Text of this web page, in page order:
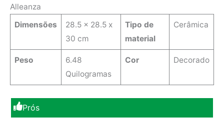
Alleanza
Dimensões
28.5 x 28.5 x
30 cm
Tipo de
material
‎Cerâmica
Peso
6.48
Quilogramas
Cor ‎Decorado
Prós